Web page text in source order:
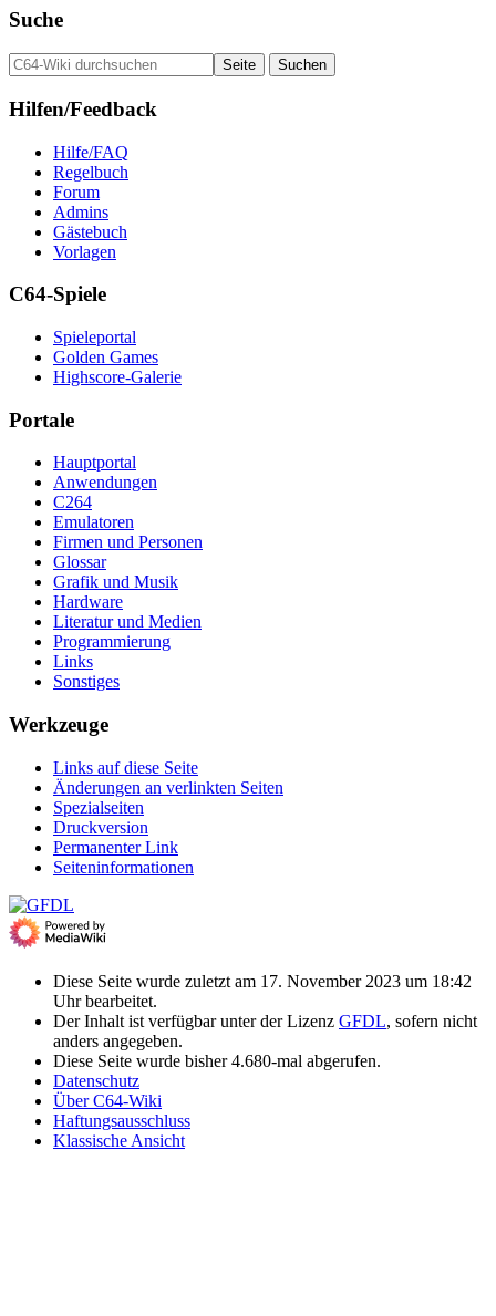
Suche
Hilfen/Feedback
Hilfe/FAQ
Regelbuch
Forum
Admins
Gästebuch
Vorlagen
C64-Spiele
Spieleportal
Golden Games
Highscore-Galerie
Portale
Hauptportal
Anwendungen
C264
Emulatoren
Firmen und Personen
Glossar
Grafik und Musik
Hardware
Literatur und Medien
Programmierung
Links
Sonstiges
Werkzeuge
Links auf diese Seite
Änderungen an verlinkten Seiten
Spezialseiten
Druckversion
Permanenter Link
Seiten­­informationen
Diese Seite wurde zuletzt am 17. November 2023 um 18:42
Uhr bearbeitet.
Der Inhalt ist verfügbar unter der Lizenz GFDL, sofern nicht
anders angegeben.
Diese Seite wurde bisher 4.680-mal abgerufen.
Datenschutz
Über C64-Wiki
Haftungsausschluss
Klassische Ansicht